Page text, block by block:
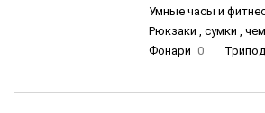
Умные часы и
Рюкзаки , сумки ,
Фонари 0